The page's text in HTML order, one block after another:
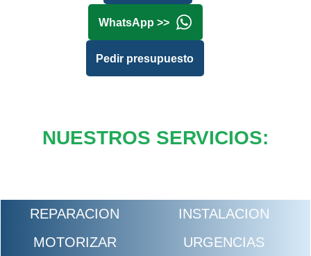
WhatsApp >>
Pedir presupuesto
NUESTROS SERVICIOS:
REPARACION
INSTALACION
MOTORIZAR
URGENCIAS